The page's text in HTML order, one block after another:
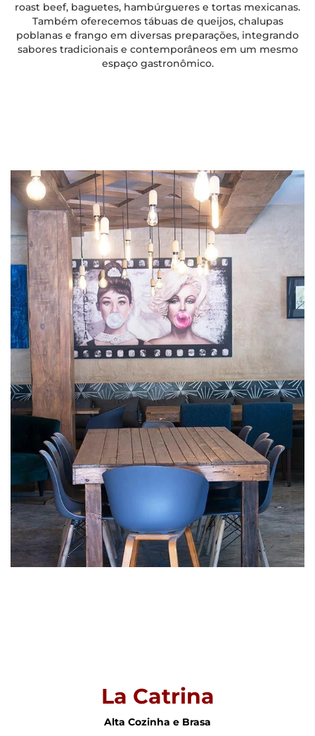
roast beef, baguetes, hambúrgueres e tortas mexicanas.
Também oferecemos tábuas de queijos, chalupas
poblanas e frango em diversas preparações, integrando
sabores tradicionais e contemporâneos em um mesmo
espaço gastronômico.
La Catrina
Alta Cozinha e Brasa